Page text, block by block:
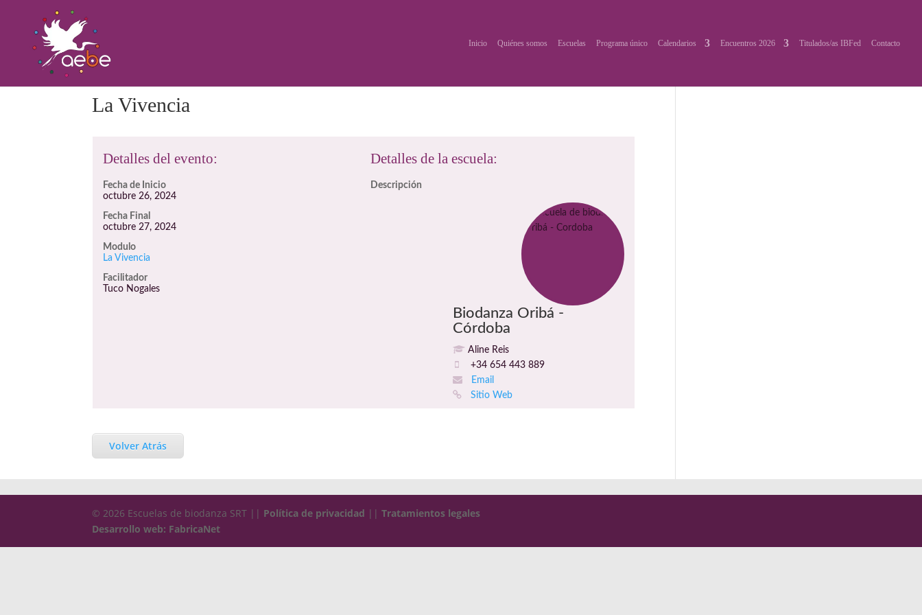
Inicio Quiénes somos Escuelas Programa único Calendarios Encuentros 2026 Titulados/as IBFed Contacto
La Vivencia
Detalles del evento:
Fecha de Inicio
octubre 26, 2024
Fecha Final
octubre 27, 2024
Modulo
La Vivencia
Facilitador
Tuco Nogales
Detalles de la escuela:
Descripción
Biodanza Oribá -
Córdoba
Aline Reis
+34 654 443 889
Email
Sitio Web
Volver Atrás
© 2026 Escuelas de biodanza SRT || Política de privacidad ||Tratamientos legales
Desarrollo web: FabricaNet